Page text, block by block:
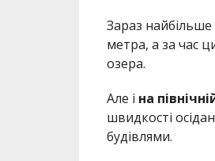
Зараз
метра, а за час
озера.
Але і на
швидкості
будівлями.